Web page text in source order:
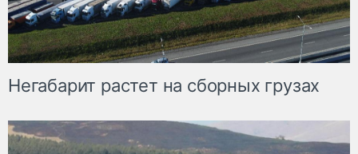
Негабарит растет на сборных грузах